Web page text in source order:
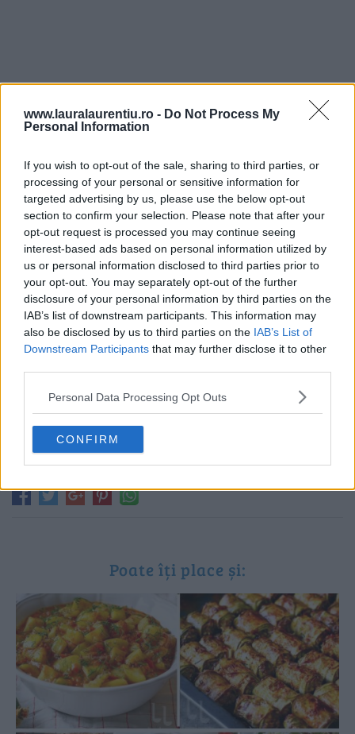
www.lauralaurentiu.ro - Do Not Process My
Personal Information
If you wish to opt-out of the sale, sharing to third parties, or
processing of your personal or sensitive information for
targeted advertising by us, please use the below opt-out
section to confirm your selection. Please note that after your
opt-out request is processed you may continue seeing
interest-based ads based on personal information utilized by
us or personal information disclosed to third parties prior to
your opt-out. You may separately opt-out of the further
disclosure of your personal information by third parties on the
IAB’s list of downstream participants. This information may
also be disclosed by us to third parties on the IAB’s List of
Downstream Participants that may further disclose it to other
Personal Data Processing Opt Outs
CONFIRM
Poate îți place și: